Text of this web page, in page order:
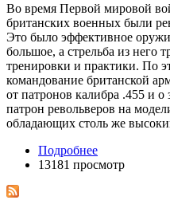
Во время Первой мировой
британских военных были
Это было эффективное
большое, а стрельба из него
тренировки и практики. По
командование британской
от патронов калибра .455 и о
патрон револьверов на
обладающих столь же
Подробнее
13181 просмотр